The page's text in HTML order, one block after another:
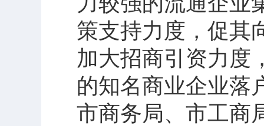
策支持力度，促其
加大招商引资力度
的知名商业企业落
市商务局、市工商